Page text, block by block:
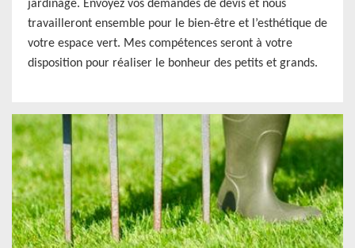
jardinage. Envoyez vos demandes de devis et nous
travailleront ensemble pour le bien-être et l’esthétique de
votre espace vert. Mes compétences seront à votre
disposition pour réaliser le bonheur des petits et grands.